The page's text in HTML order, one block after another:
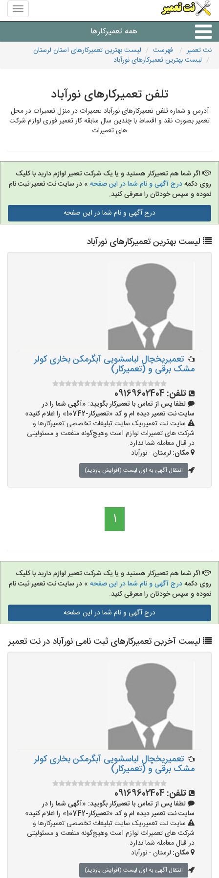
منوی
سایت
تعمیر
همه تعمیرکارها
شرکت های تعمیرات لوازم
نت تعمیر فهرست
لیست بهترین تعمیرکارهای استان لرستان
لیست بهترین تعمیرکارهای نورآباد
تلفن تعمیرکارهای نورآباد
آدرس و شماره تلفن تعمیرکارهای نورآباد تعمیرات در منزل تعمیرات در محل
تعمیر بصورت نقد و اقساط با چندین سال سابقه کار تعمیر فوری لوازم شرکت
های تعمیرات
اگر شما هم تعمیرکار هستید و یا یک شرکت تعمیر لوازم دارید با کلیک
روی دکمهدرج آگهی و نام شما در این صفحه » در سایت نت تعمیر ثبت نام
نموده و سپس خودتان را معرفی کنید.
درج آگهی و نام شما در این صفحه
لیست بهترین تعمیرکارهای نورآباد
تعمیریخچال لباسشویی آبگرمکن بخاری کولر
مشک برقی و (تعمیرکار)
تلفن: 09169602404
لطفا پس از تماس با تعمیرکار بگویید: «آگهی شما را در
سایت نت تعمیر دیده ام و کد «تعمیرکار-10742» را اعلام کنید»
سایت نت تعمیر،یک سایت تبلیغات تخصصی تعمیرکارها و
شرکت های تعمیرات لوازم است وهیچ‌گونه منفعت و مسئولیتی
در قبال معامله شما ندارد.
مکان: لرستان - نورآباد
انتقال آگهی به اول لیست (افزایش بازدید)
1
اگر شما هم تعمیرکار هستید و یا یک شرکت تعمیر لوازم دارید با کلیک
روی دکمهدرج آگهی و نام شما در این صفحه » در سایت نت تعمیر ثبت نام
نموده و سپس خودتان را معرفی کنید.
درج آگهی و نام شما در این صفحه
لیست آخرین تعمیرکارهای ثبت نامی نورآباد در نت تعمیر
تعمیریخچال لباسشویی آبگرمکن بخاری کولر
مشک برقی و (تعمیرکار)
تلفن: 09169602404
لطفا پس از تماس با تعمیرکار بگویید: «آگهی شما را در
سایت نت تعمیر دیده ام و کد «تعمیرکار-10742» را اعلام کنید»
سایت نت تعمیر،یک سایت تبلیغات تخصصی تعمیرکارها و
شرکت های تعمیرات لوازم است وهیچ‌گونه منفعت و مسئولیتی
در قبال معامله شما ندارد.
مکان: لرستان - نورآباد
انتقال آگهی به اول لیست (افزایش بازدید)